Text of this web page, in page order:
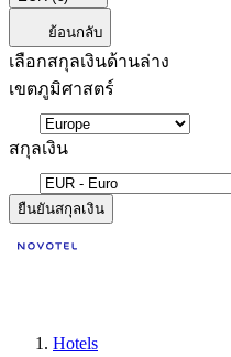
ย้อนกลับ
เลือกสกุลเงินด้านล่าง
เขตภูมิศาสตร์
สกุลเงิน
ยืนยันสกุลเงิน
Hotels